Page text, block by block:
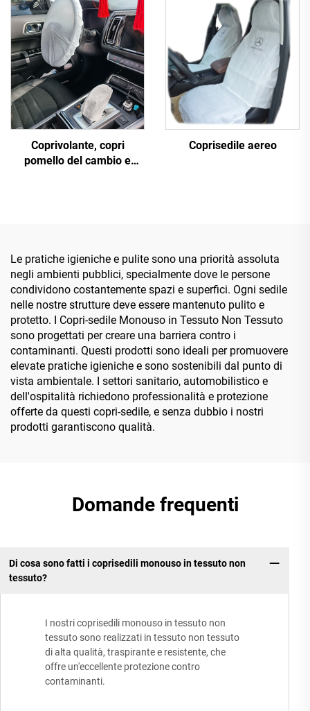
Coprivolante, copri
pomello del cambio e
Coprisedile aereo
Le pratiche igieniche e pulite sono una priorità assoluta
negli ambienti pubblici, specialmente dove le persone
condividono costantemente spazi e superfici. Ogni sedile
nelle nostre strutture deve essere mantenuto pulito e
protetto. I Copri-sedile Monouso in Tessuto Non Tessuto
sono progettati per creare una barriera contro i
contaminanti. Questi prodotti sono ideali per promuovere
elevate pratiche igieniche e sono sostenibili dal punto di
vista ambientale. I settori sanitario, automobilistico e
dell'ospitalità richiedono professionalità e protezione
offerte da questi copri-sedile, e senza dubbio i nostri
prodotti garantiscono qualità.
Domande frequenti
Di cosa sono fatti i coprisedili monouso in tessuto non
tessuto?
I nostri coprisedili monouso in tessuto non
tessuto sono realizzati in tessuto non tessuto
di alta qualità, traspirante e resistente, che
offre un'eccellente protezione contro
contaminanti.